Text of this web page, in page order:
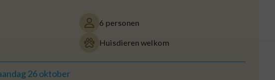
6 personen
Huisdieren welkom
26 oktober